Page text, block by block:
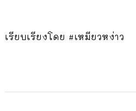
เรียบเรียงโดย #เหมียวหง่าว